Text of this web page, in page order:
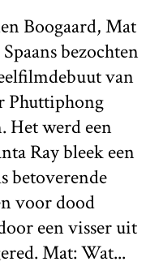
Boogaard, Mat
bezochten
van
Phuttiphong
Het werd een
Ray bleek een
betoverende
voor dood
een visser uit
Mat: Wat...